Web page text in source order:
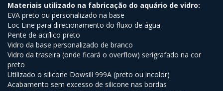
Materiais utilizado na fabricação do aquário de vidro:
EVA preto ou personalizado na base
Loc Line para direcionamento do fluxo de água
Pente de acrílico preto
Vidro da base personalizado de branco
Vidro da traseira (onde ficará o overflow) serigrafado na cor
preto
Utilizado o silicone Dowsill 999A (preto ou incolor)
Acabamento sem excesso de silicone nas bordas